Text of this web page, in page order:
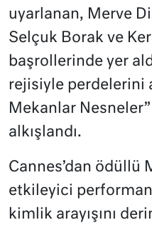
uyarlanan, Merve
Selçuk Borak ve
başrollerinde yer
rejisiyle perdelerini
Mekanlar
alkışlandı.
Cannes’dan ödüllü
etkileyici
kimlik arayışını